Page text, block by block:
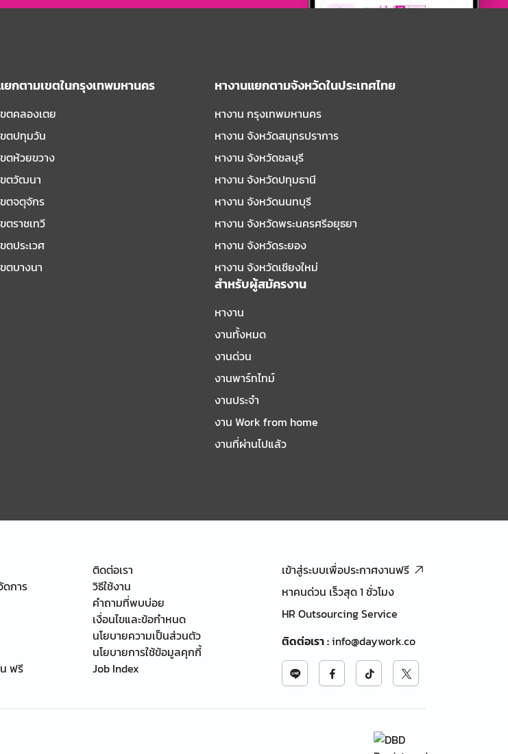
ยกตามเขตในกรุงเทพมหานคร
ตคลองเตย
ขตปทุมวัน
ตห้วยขวาง
ขตวัฒนา
ตจตุจักร
ตราชเทวี
ตประเวศ
ตบางนา
หางานแยกตามจังหวัดในประเทศไทย
หางาน กรุงเทพมหานคร
หางาน จังหวัดสมุทรปราการ
หางาน จังหวัดชลบุรี
หางาน จังหวัดปทุมธานี
หางาน จังหวัดนนทบุรี
หางาน จังหวัดพระนครศรีอยุธยา
หางาน จังหวัดระยอง
หางาน จังหวัดเชียงใหม่
สำหรับผู้สมัครงาน
หางาน
งานทั้งหมด
งานด่วน
งานพาร์ทไทม์
งานประจำ
งาน Work from home
งานที่ผ่านไปแล้ว
ดการ
ฟรี
ติดต่อเรา
วิธีใช้งาน
คำถามที่พบบ่อย
เงื่อนไขและข้อกำหนด
นโยบายความเป็นส่วนตัว
นโยบายการใช้ข้อมูลคุกกี้
Job Index
เข้าสู่ระบบเพื่อประกาศงานฟรี
หาคนด่วน เร็วสุด 1 ชั่วโมง
HR Outsourcing Service
ติดต่อเรา:info@daywork.co